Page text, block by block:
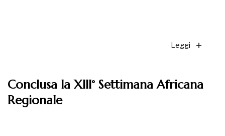
Leggi
Conclusa la XIII° Settimana Africana
Regionale